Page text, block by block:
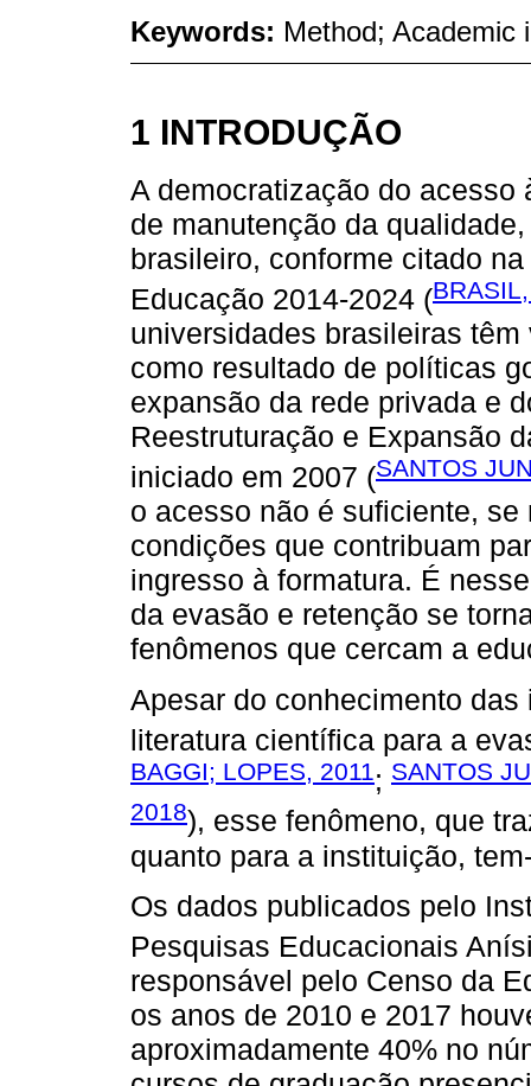
Keywords: Method; Academic
1 INTRODUÇÃO
A democratização do acesso
de manutenção da
brasileiro, conforme citado
Educação 2014-2024 (
universidades brasileiras
como resultado de políticas
expansão da rede privada e
Reestruturação e Expansão
iniciado em 2007 (SANTOS
o acesso não é suficiente,
condições que contribuam
ingresso à formatura. É
da evasão e retenção se
fenômenos que cercam a
Apesar do conhecimento
literatura científica para a
BAGGI; LOPES, 2011; SANTOS
2018), esse fenômeno, que
quanto para a instituição,
Os dados publicados pelo
Pesquisas Educacionais
responsável pelo Censo da
os anos de 2010 e 2017
aproximadamente 40% no